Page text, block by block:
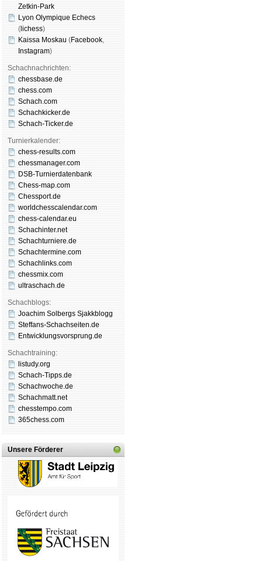
Zetkin-Park
Lyon Olympique Echecs
( lichess)
Kaissa Moskau (Face­book,
Insta­gram)
Schachnachrichten:
chessbase.de
chess.com
Schach.com
Schachkicker.de
Schach-Ticker.de
Turnierkalender:
chess-results.com
chessmanager.com
DSB-Turnierdatenbank
Chess-map.com
Chessport.de
worldchesscalendar.com
chess-calendar.eu
Schachinter.net
Schachturniere.de
Schachtermine.com
Schachlinks.com
chessmix.com
ultraschach.de
Schachblogs:
Joachim Solbergs Sjakkblogg
Steffans-Schachseiten.de
Entwicklungsvorsprung.de
Schachtraining:
listudy.org
Schach-Tipps.de
Schachwoche.de
Schachmatt.net
chesstempo.com
365chess.com
Unsere Förderer